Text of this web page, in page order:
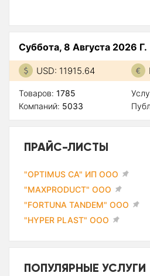
Суббота, 8 Августа 2026 Г.
USD: 11915.64
Товаров: 1785
Компаний: 5033
ПРАЙС-ЛИСТЫ
"OPTIMUS CA" ИП ООО
"MAXPRODUCT" ООО
"FORTUNA TANDEM" ООО
"HYPER PLAST" ООО
ПОПУЛЯРНЫЕ УСЛУГИ